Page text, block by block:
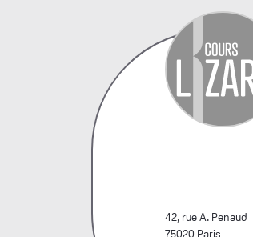
42, rue A. Penaud
75020 Paris